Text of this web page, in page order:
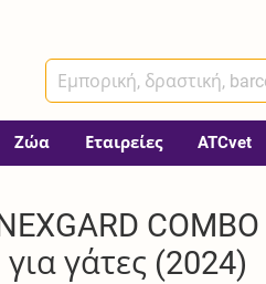
Ζώα Εταιρείες ATCvet
γάτες (2024)